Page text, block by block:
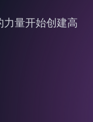
量开始创建高